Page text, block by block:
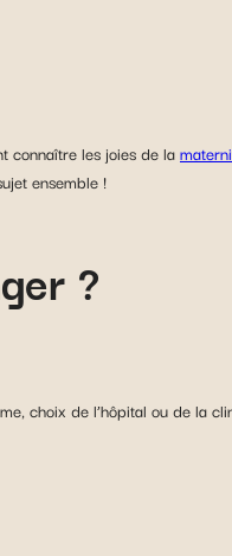
connaître les joies de la
ensemble !
?
choix de l’hôpital ou de la